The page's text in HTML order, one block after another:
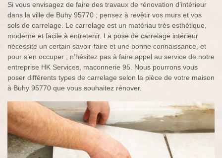
Si vous envisagez de faire des travaux de rénovation d’intérieur
dans la ville de Buhy 95770 ; pensez à revêtir vos murs et vos
sols de carrelage. Le carrelage est un matériau très esthétique,
moderne et facile à entretenir. La pose de carrelage intérieur
nécessite un certain savoir-faire et une bonne connaissance, et
pour s’en occuper ; n’hésitez pas à faire appel au service de notre
entreprise HK Services, maconnerie 95. Nous pourrons vous
poser différents types de carrelage selon la pièce de votre maison
à Buhy 95770 que vous souhaitez rénover.